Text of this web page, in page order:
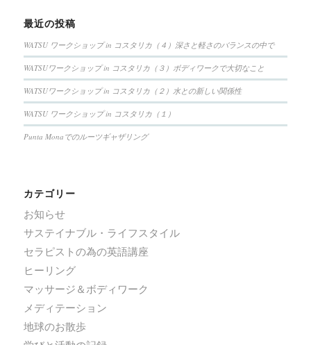
最近の投稿
WATSU ワークショップ in コスタリカ（４）深さと軽さのバランスの中で
WATSUワークショップ in コスタリカ（３）ボディワークで大切なこと
WATSUワークショップ in コスタリカ（２）水との新しい関係性
WATSU ワークショップ in コスタリカ（１）
Punta Monaでのルーツギャザリング
カテゴリー
お知らせ
サステイナブル・ライフスタイル
セラピストの為の英語講座
ヒーリング
マッサージ＆ボディワーク
メディテーション
地球のお散歩